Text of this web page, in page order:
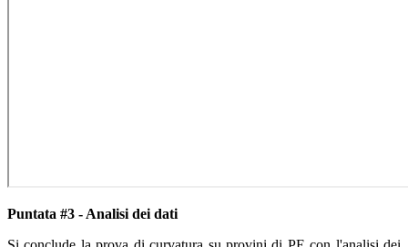
Puntata #3 - Analisi dei dati